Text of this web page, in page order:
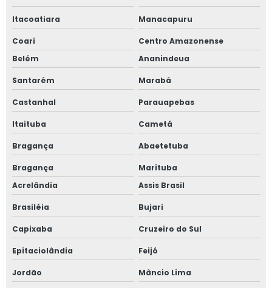
Itacoatiara Manacapuru
Coari
Centro Amazonense
Belém
Ananindeua
Santarém Marabá
Castanhal Parauapebas
Itaituba Cametá
Bragança Abaetetuba
Bragança
Marituba
Acrelândia
Assis Brasil
Brasiléia Bujari
Capixaba Cruzeiro do Sul
Epitaciolândia Feijó
Jordão Mâncio Lima